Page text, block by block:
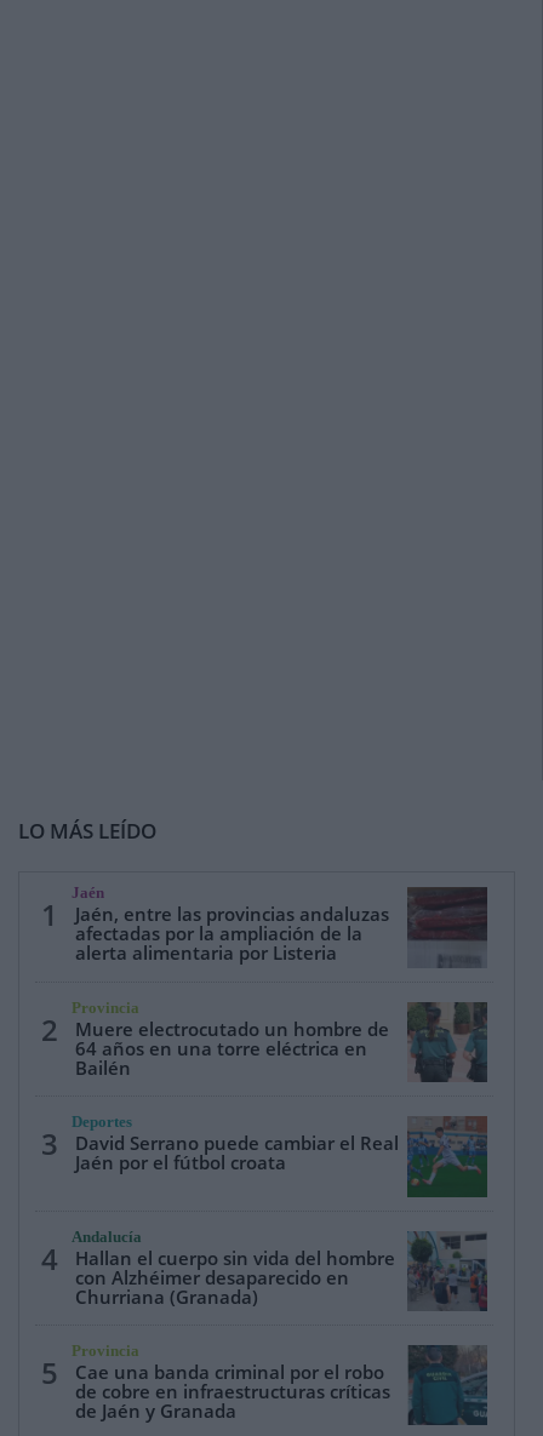
LO MÁS LEÍDO
1
Jaén
Jaén, entre las provincias andaluzas
afectadas por la ampliación de la
alerta alimentaria por Listeria
2
Provincia
Muere electrocutado un hombre de
64 años en una torre eléctrica en
Bailén
3
Deportes
David Serrano puede cambiar el Real
Jaén por el fútbol croata
4
Andalucía
Hallan el cuerpo sin vida del hombre
con Alzhéimer desaparecido en
Churriana (Granada)
5
Provincia
Cae una banda criminal por el robo
de cobre en infraestructuras críticas
de Jaén y Granada